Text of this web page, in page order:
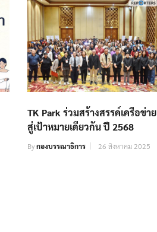
TK Park ร่วมสร้างสรรค์เครือข่าย
สู่เป้าหมายเดียวกัน ปี 2568
Byกองบรรณาธิการ 26 สิงหาคม 2025